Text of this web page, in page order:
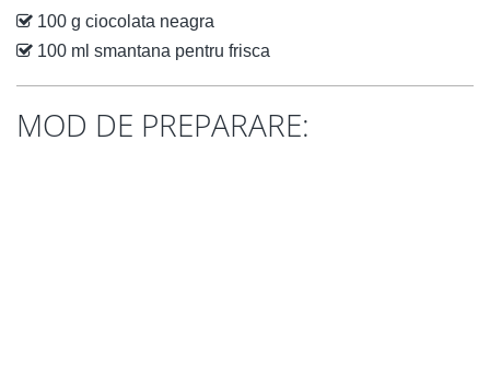
100 g ciocolata neagra
100 ml smantana pentru frisca
MOD DE PREPARARE: